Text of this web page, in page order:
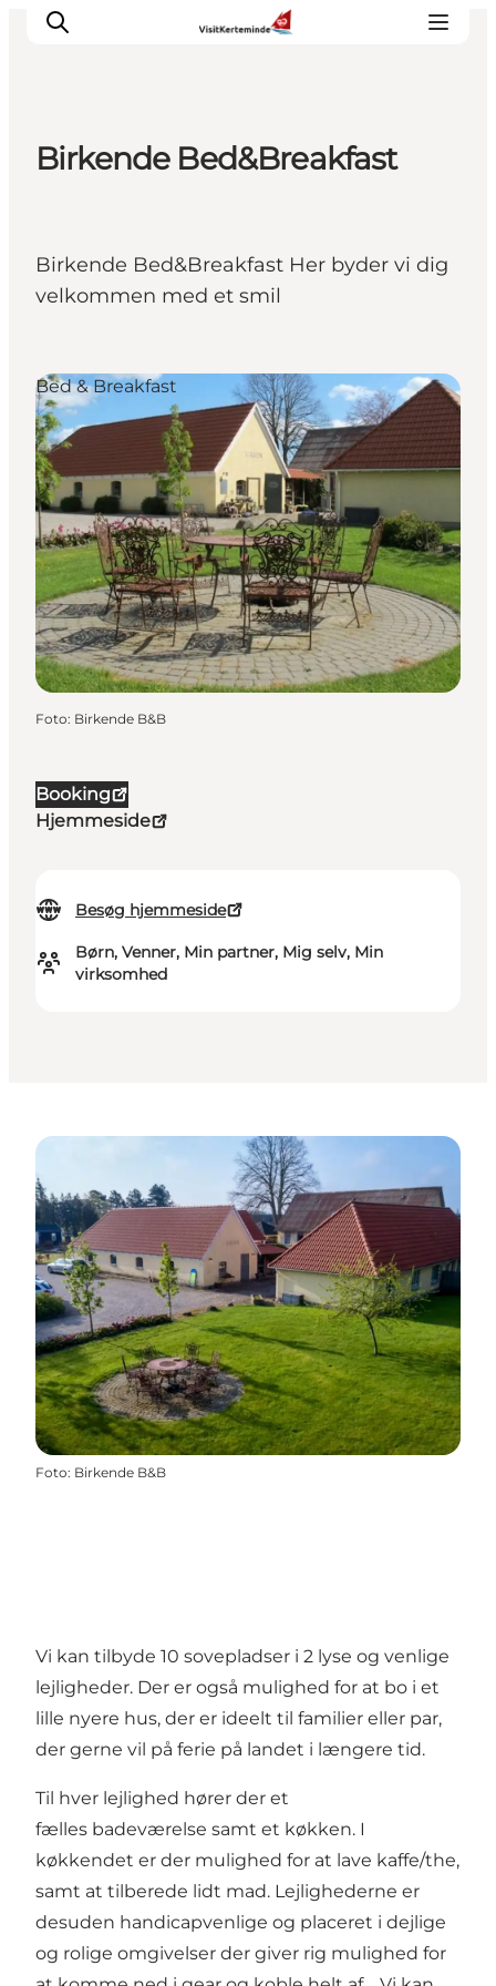
Spis godt
Sov godt
Sommerbus
Birkende Bed&Breakfast
Birkende Bed&Breakfast Her byder vi dig
velkommen med et smil
Booking
Hjemmeside
Besøg hjemmeside
Børn, Venner, Min partner, Mig selv, Min
virksomhed
Bed & Breakfast
Foto: Birkende B&B
Foto: Birkende B&B
Vi kan tilbyde 10 sovepladser i 2 lyse og venlige
lejligheder. Der er også mulighed for at bo i et
lille nyere hus, der er ideelt til familier eller par,
der gerne vil på ferie på landet i længere tid.
Til hver lejlighed hører der et
fælles badeværelse samt et køkken. I
køkkendet er der mulighed for at lave kaffe/the,
samt at tilberede lidt mad. Lejlighederne er
desuden handicapvenlige og placeret i dejlige
og rolige omgivelser der giver rig mulighed for